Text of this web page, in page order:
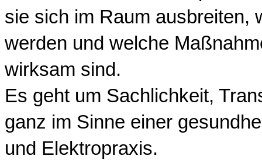
sie sich im Raum ausbreiten,
werden und welche
wirksam sind.
Es geht um Sachlichkeit,
ganz im Sinne einer
und Elektropraxis.